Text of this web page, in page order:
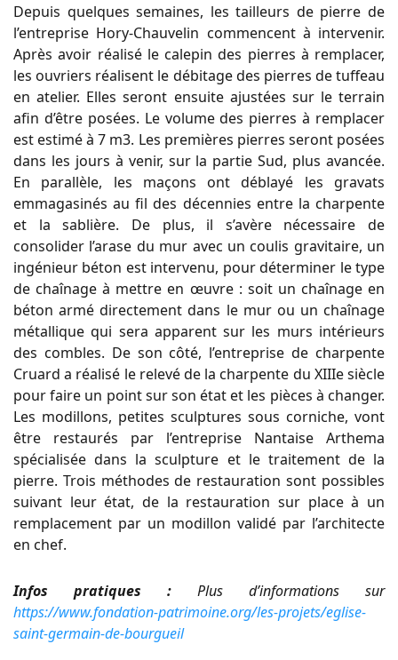
Depuis quelques semaines, les tailleurs de pierre de
l’entreprise Hory-Chauvelin commencent à intervenir.
Après avoir réalisé le calepin des pierres à remplacer,
les ouvriers réalisent le débitage des pierres de tuffeau
en atelier. Elles seront ensuite ajustées sur le terrain
afin d’être posées. Le volume des pierres à remplacer
est estimé à 7 m3. Les premières pierres seront posées
dans les jours à venir, sur la partie Sud, plus avancée.
En parallèle, les maçons ont déblayé les gravats
emmagasinés au fil des décennies entre la charpente
et la sablière. De plus, il s’avère nécessaire de
consolider l’arase du mur avec un coulis gravitaire, un
ingénieur béton est intervenu, pour déterminer le type
de chaînage à mettre en œuvre : soit un chaînage en
béton armé directement dans le mur ou un chaînage
métallique qui sera apparent sur les murs intérieurs
des combles. De son côté, l’entreprise de charpente
Cruard a réalisé le relevé de la charpente du XIIIe siècle
pour faire un point sur son état et les pièces à changer.
Les modillons, petites sculptures sous corniche, vont
être restaurés par l’entreprise Nantaise Arthema
spécialisée dans la sculpture et le traitement de la
pierre. Trois méthodes de restauration sont possibles
suivant leur état, de la restauration sur place à un
remplacement par un modillon validé par l’architecte
en chef.
Infos pratiques : Plus d’informations sur
https://www.fondation-patrimoine.org/les-projets/eglise-
saint-germain-de-bourgueil